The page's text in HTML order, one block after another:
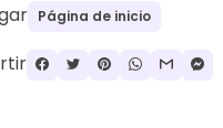
Página de inicio